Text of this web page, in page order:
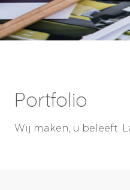
Portfolio
Wij maken, u beleeft.